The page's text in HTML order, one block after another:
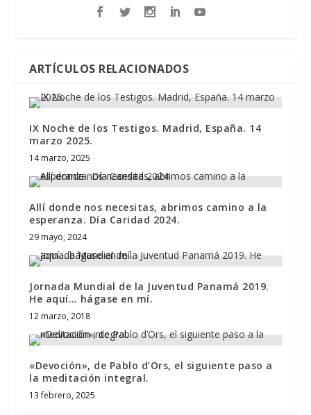
ARTÍCULOS RELACIONADOS
IX Noche de los Testigos. Madrid, España. 14
marzo 2025.
14 marzo, 2025
Allí donde nos necesitas, abrimos camino a la
esperanza. Día Caridad 2024.
29 mayo, 2024
Jornada Mundial de la Juventud Panamá 2019.
He aquí… hágase en mí.
12 marzo, 2018
«Devoción», de Pablo d’Ors, el siguiente paso a
la meditación integral.
13 febrero, 2025